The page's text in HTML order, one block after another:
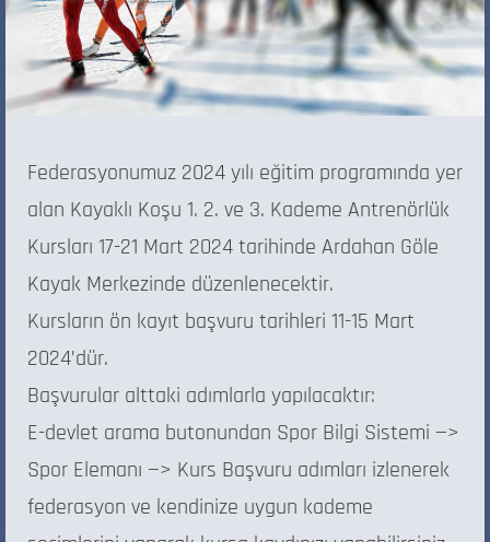
Federasyonumuz 2024 yılı eğitim programında yer
alan Kayaklı Koşu 1. 2. ve 3. Kademe Antrenörlük
Kursları 17-21 Mart 2024 tarihinde Ardahan Göle
Kayak Merkezinde düzenlenecektir.
Kursların ön kayıt başvuru tarihleri 11-15 Mart
2024’dür.
Başvurular alttaki adımlarla yapılacaktır:
E-devlet arama butonundan Spor Bilgi Sistemi —>
Spor Elemanı —> Kurs Başvuru adımları izlenerek
federasyon ve kendinize uygun kademe